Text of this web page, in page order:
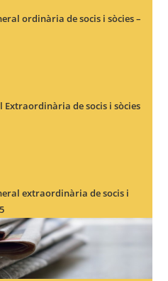
ordinària de socis i sòcies –
Extraordinària de socis i sòcies
extraordinària de socis i